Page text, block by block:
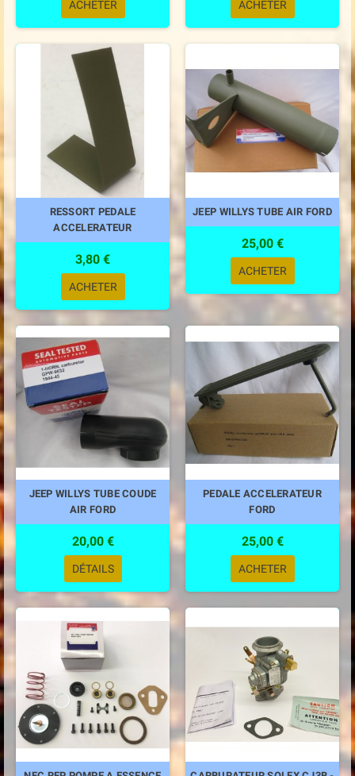
ACHETER ACHETER
RESSORT PEDALE
ACCELERATEUR
3,80 €
ACHETER
JEEP WILLYS TUBE AIR FORD
25,00 €
ACHETER
JEEP WILLYS TUBE COUDE
AIR FORD
20,00 €
DÉTAILS
PEDALE ACCELERATEUR
FORD
25,00 €
ACHETER